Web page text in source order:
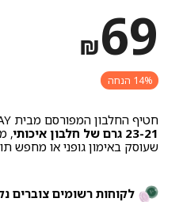
₪69
14% הנחה
חטיף החלבון המפורסם מבית TODAY מגיע במשקל של 65 גרם מכילה
23-21 גרם של חלבון איכותי
,
שעוסק באימון גופני או מחפש
לקוחות רשומים צוברים